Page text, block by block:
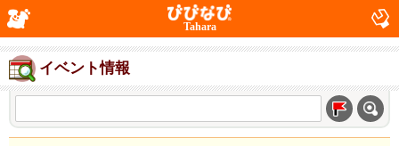
Tahara
イベント情報